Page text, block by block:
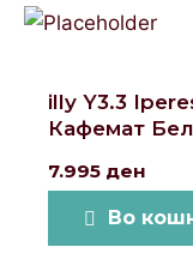
illy Y3.3
Кафемат Бел
7.995 ден
Во